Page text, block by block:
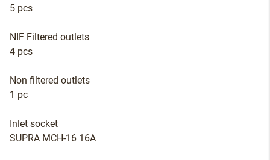
5 pcs
NIF Filtered outlets
4 pcs
Non filtered outlets
1 pc
Inlet socket
SUPRA MCH-16 16A